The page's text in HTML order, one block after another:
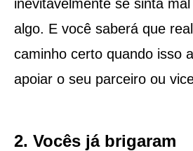
inevitavelmente se sinta
algo. E você saberá que
caminho certo quando isso
apoiar o seu parceiro ou
2. Vocês já brigaram